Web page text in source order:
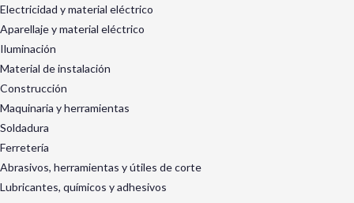
Electricidad y material eléctrico
Aparellaje y material eléctrico
Iluminación
Material de instalación
Construcción
Maquinaria y herramientas
Soldadura
Ferretería
Abrasivos, herramientas y útiles de corte
Lubricantes, químicos y adhesivos